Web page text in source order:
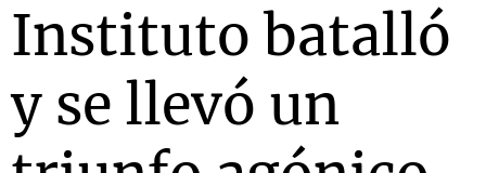
Instituto batalló
y se llevó un